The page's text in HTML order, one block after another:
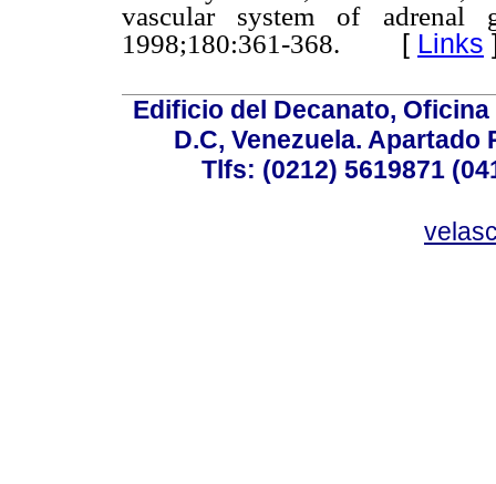
vascular system of adrenal
1998;180:361-368. [ Links
Edificio del Decanato,
D.C, Venezuela. Apartado
Tlfs: (0212) 5619871